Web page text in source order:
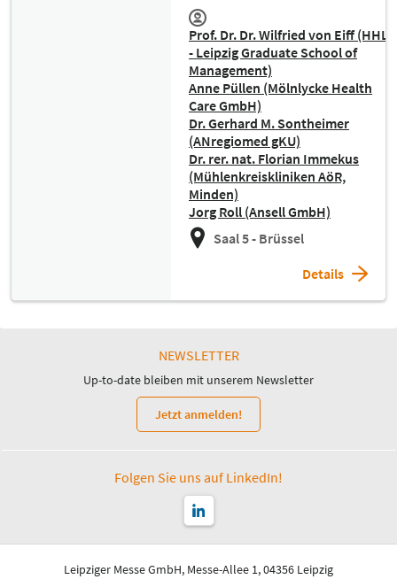
Prof. Dr. Dr. Wilfried von Eiff (HHL
- Leipzig Graduate School of
Management)
Anne Püllen (Mölnlycke Health
Care GmbH)
Dr. Gerhard M. Sontheimer
(ANregiomed gKU)
Dr. rer. nat. Florian Immekus
(Mühlenkreiskliniken AöR,
Minden)
Jorg Roll (Ansell GmbH)
Saal 5 - Brüssel
Details
NEWSLETTER
Up-to-date bleiben mit unserem Newsletter
Jetzt anmelden!
Folgen Sie uns auf LinkedIn!
Leipziger Messe GmbH, Messe-Allee 1, 04356 Leipzig